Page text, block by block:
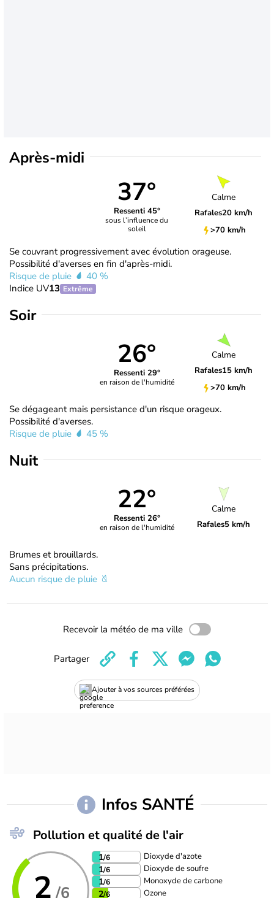
Après-midi
37°
Ressenti 45°
sous l’influence du
soleil
Calme
Rafales20 km/h
>70 km/h
Se couvrant progressivement avec évolution orageuse.
Possibilité d'averses en fin d'après-midi.
Risque de pluie
40 %
Indice UV13 Extrême
Soir
26°
Ressenti 29°
en raison de l'humidité
Calme
Rafales15 km/h
>70 km/h
Se dégageant mais persistance d'un risque orageux.
Possibilité d'averses.
Risque de pluie
45 %
Nuit
22°
Ressenti 26°
en raison de l'humidité
Calme
Rafales5 km/h
Brumes et brouillards.
Sans précipitations.
Aucun risque de pluie
Recevoir la météo de ma ville
Ajouter à vos sources préférées
Partager
Infos SANTÉ
Pollution et qualité de l'air
2 /6
1/6 Dioxyde d'azote
1/6 Dioxyde de soufre
1/6 Monoxyde de carbone
2/6 Ozone